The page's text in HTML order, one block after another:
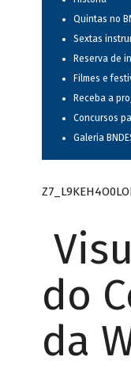
Quintas no
Sextas
Reserva de
Filmes e
Receba a
Concursos
Galeria
do
da